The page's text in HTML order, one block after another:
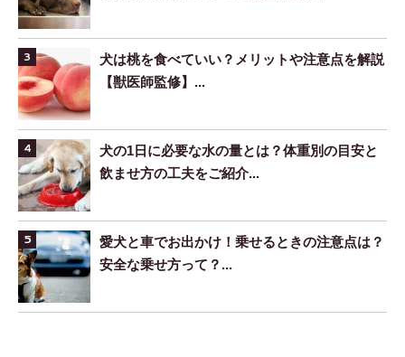
犬は桃を食べていい？メリットや注意点を解説
【獣医師監修】...
犬の1日に必要な水の量とは？体重別の目安と
飲ませ方の工夫をご紹介...
愛犬と車でお出かけ！乗せるときの注意点は？
安全な乗せ方って？...